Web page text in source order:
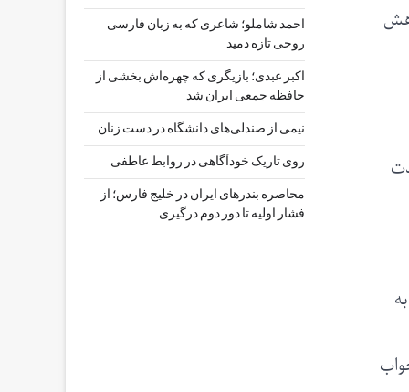
احمد شاملو؛ شاعری که به زبان فارسی
روحی تازه دمید
اکبر عبدی؛ بازیگری که چهره‌اش بخشی از
حافظه جمعی ایران شد
نیمی از صندلی‌های دانشگاه در دست زنان
روی تاریک خودآگاهی در روابط عاطفی
محاصره بندرهای ایران در خلیج فارس؛ از
فشار اولیه تا دور دوم درگیری